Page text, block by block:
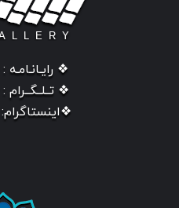
❖ رایـانـامـه :
❖ تــلــگــرام :
❖اینستاگرام: